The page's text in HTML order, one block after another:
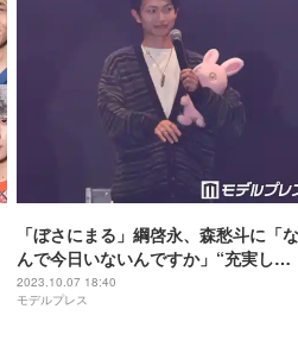
「ぼさにまる」綱啓永、森愁斗に「な
んで今日いないんですか」“充実し
た”再共演も回顧＜TGC 北九州 2023＞
2023.10.07 18:40
モデルプレス